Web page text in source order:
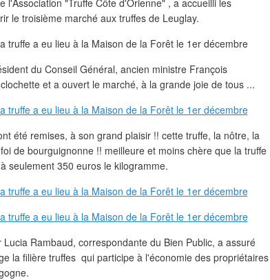
l'Association "Truffe Côte d'Orienne" , a accueilli les
le troisième marché aux truffes de Leuglay.
du Conseil Général, ancien ministre François
et a ouvert le marché, à la grande joie de tous ...
été remises, à son grand plaisir !! cette truffe, la nôtre, la
de bourguignonne !! meilleure et moins chère que la truffe
seulement 350 euros le kilogramme.
Rambaud, correspondante du Bien Public, a assuré
la filière truffes qui participe à l'économie des propriétaires